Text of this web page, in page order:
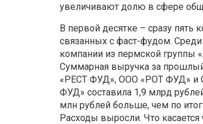
увеличивают долю в сфере
В первой десятке – сразу пять
связанных с фаст-фудом. Среди
компании из пермской группы
Суммарная выручка за
«РЕСТ ФУД», ООО «РОТ ФУД» и
ФУД» составила 1,9 млрд
млн рублей больше, чем по
Расходы выросли. Что касается